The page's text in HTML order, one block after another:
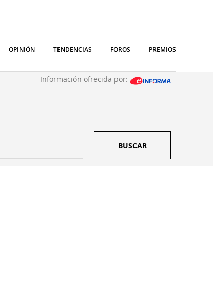
OPINIÓN TENDENCIAS FOROS PREMIOS
Información ofrecida por:
BUSCAR